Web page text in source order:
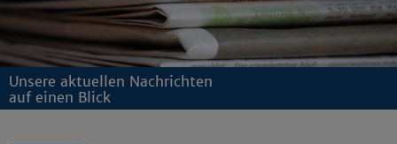
Unsere aktuellen Nachrichten
auf einen Blick